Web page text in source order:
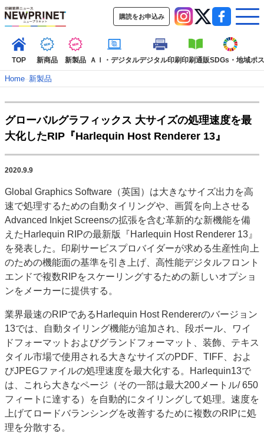
購読をお申込み
TOP 新商品 新製品 ＡＩ・デジタルデジタル印刷印刷通販SDGs・地域ポ
TOP
新着記事 特集記事
動画コンテンツ
インタビュー
コレクション
SDGs・地域
ポストプレス ビジネス イベント 信用情報
業界
市場・統計
人事・移転・異動・訃報
特集記事カテゴリー一覧
特集・デジタル印刷 アイデアで勝負！ ～多様なビジネス・多彩な商材～
JAPAN PACK 2023 特集
中古印刷機・製本機特集
2022 見える化・MIS特集
2022 検査・校正特集
特集・デジタル印刷 ～ 新成長軌道を描く
案内
発刊案内
JFPI印刷用語集 印刷機材年鑑
運営
会社案内
購読・購入申し込み
サイトポリシー
お問い合わせ
Home–新製品
グローバルグラフィックス 大サイズの処理速度を最
大化したRIP『Harlequin Host Renderer 13』
2020.9.9
Global Graphics Software（英国）は大きなサイズ出力を高
速で処理するための自動タイリングや、画質を向上させる
Advanced Inkjet Screensの拡張を含む革新的な新機能を備
えたHarlequin RIPの最新版『Harlequin Host Renderer 13』
を発表した。印刷サービスプロバイダーが求める生産性向上
のための機能面の基準を引き上げ、高性能デジタルフロント
エンドで複数RIPをスケーリングするための新しいオプショ
ンをメーカーに提供する。
業界最速のRIPであるHarlequin Host Rendererのバージョン
13では、自動タイリング機能が追加され、段ボール、ワイ
ドフォーマットおよびグランドフォーマット、装飾、テキス
タイル市場で使用される大きなサイズのPDF、TIFF、およ
びJPEGファイルの処理速度を最大化する。Harlequin13で
は、これら大きなページ（その一部は最大200メートル/ 650
フィートに達する）を自動的にタイリングして処理。速度を
上げてロードバランシングを改善するために複数のRIPに処
理を分散する。